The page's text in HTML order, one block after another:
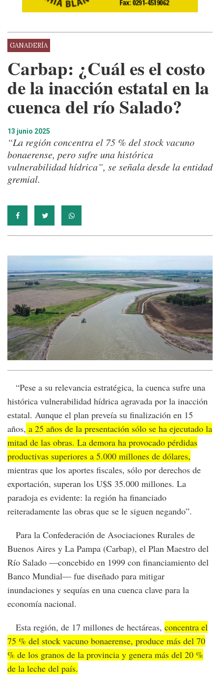
GANADERÍA
Carbap: ¿Cuál es el costo
de la inacción estatal en la
cuenca del río Salado?
13 junio 2025
“La región concentra el 75 % del stock vacuno
bonaerense, pero sufre una histórica
vulnerabilidad hídrica”, se señala desde la entidad
gremial.
“Pese a su relevancia estratégica, la cuenca sufre una
histórica vulnerabilidad hídrica agravada por la inacción
estatal. Aunque el plan preveía su finalización en 15
años, a 25 años de la presentación sólo se ha ejecutado la
mitad de las obras. La demora ha provocado pérdidas
productivas superiores a 5.000 millones de dólares,
mientras que los aportes fiscales, sólo por derechos de
exportación, superan los U$S 35.000 millones. La
paradoja es evidente: la región ha financiado
reiteradamente las obras que se le siguen negando”.
Para la Confederación de Asociaciones Rurales de
Buenos Aires y La Pampa (Carbap), el Plan Maestro del
Río Salado —concebido en 1999 con financiamiento del
Banco Mundial— fue diseñado para mitigar
inundaciones y sequías en una cuenca clave para la
economía nacional.
Esta región, de 17 millones de hectáreas, concentra el
75 % del stock vacuno bonaerense, produce más del 70
% de los granos de la provincia y genera más del 20 %
de la leche del país.